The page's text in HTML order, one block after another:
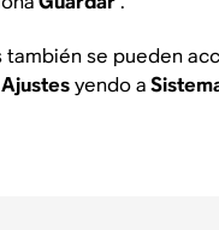
también se pueden
Ajustesyendo a